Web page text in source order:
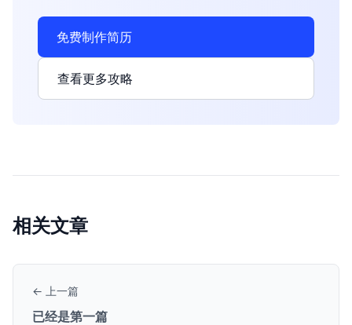
免费制作简历
查看更多攻略
相关文章
← 上一篇
已经是第一篇